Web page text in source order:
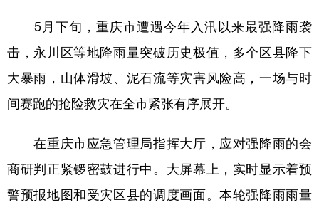
5月下旬，重庆市遭遇今年入汛以来最强降雨袭
击，永川区等地降雨量突破历史极值，多个区县降下
大暴雨，山体滑坡、泥石流等灾害风险高，一场与时
间赛跑的抢险救灾在全市紧张有序展开。
在重庆市应急管理局指挥大厅，应对强降雨的会
商研判正紧锣密鼓进行中。大屏幕上，实时显示着预
警预报地图和受灾区县的调度画面。本轮强降雨雨量